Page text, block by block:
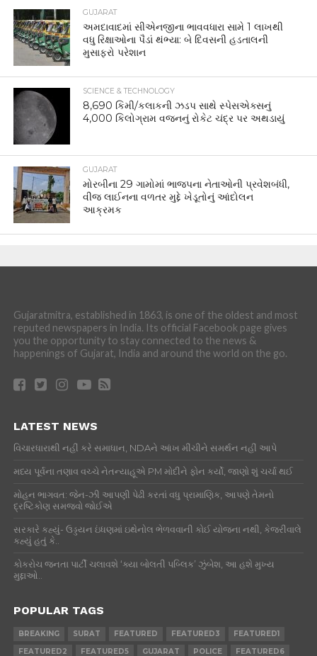
GUJARAT
અમદાવાદમાં સીએનજીના ભાવવધારા સામે 1 લાખથી
વધુ રિક્ષાઓના પૈડાં થંભ્યા: બે દિવસની હડતાલની
મુસાફરો પરેશાન
SCIENCE & TECHNOLOGY
8,690 કિમી/કલાકની ઝડપ સાથે સ્પેસએક્સનું
4,000 કિલોગ્રામ વજનનું રોકેટ ચંદ્ર પર અથડાયું
GUJARAT
મોરબીના 29 ગામોમાં ભાજપના નેતાઓની પ્રવેશબંધી,
વીજ લાઈનના વળતર મુદ્દે ખેડૂતોનું આંદોલન
આક્રમક
Gujaratmitra, established in 1863, is one of the oldest and most
reputed newspapers in India. Its official Facebook page gives
you the opportunity to stay connected to the news &
happenings of Gujarat, India and around the world on the go.
LATEST NEWS
વિચારધારાથી નહીં કરે સમાધાન, NDAને આંખ મીંચીને સમર્થન નહીં આપે
મધ્ય પૂર્વના તણાવ વચ્ચે નેતન્યાહૂએ PM મોદીને ફોન કર્યો, જાણો શું ચર્ચા થઈ
મોહન ભાગવત: જેન-ઝી આપણી પેઢી કરતાં વધુ પ્રામાણિક, આપણે તેમનો
દ્રષ્ટિકોણ સમજવો જોઈએ
સરકારે કહ્યું- ઉડ્ડયન ઇંધણમાં ઇથેનોલ ભેળવવાની કોઈ યોજના નથી, કેજરીવાલે
કહ્યું હતું કે..
કોકરોચ જનતા પાર્ટી ચલાવશે ‘ક્યા બોલતી પબ્લિક’ ઝુંબેશ, આ હશે મુખ્ય
મુદ્દાઓ..
POPULAR TAGS
BREAKING SURAT FEATURED FEATURED3
FEATURED1
FEATURED2
FEATURED5 GUJARAT POLICE FEATURED6